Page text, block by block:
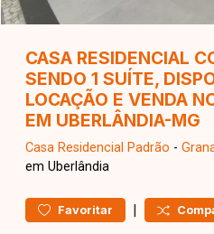
CASA RESIDENCIAL
SENDO 1 SUÍTE,
LOCAÇÃO E VENDA
EM UBERLÂNDIA-MG
Casa Residencial Padrão -
em Uberlândia
Favoritar |